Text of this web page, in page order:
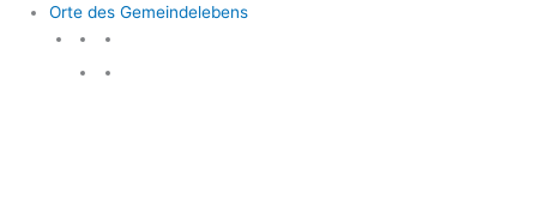
Orte des Gemeindelebens